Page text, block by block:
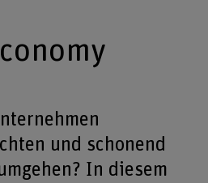
und schonend
In diesem